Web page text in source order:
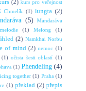
(2) kurs pro veřejnost
Chmelík (1) lungta (2)
(5)
Mandaráva
melodie (1) Melong
(1)
(2) Namkhai Norbu
of mind (2) nemoc (1)
(1) očista šesti oblastí (1)
(1) Phendeling (4)
together (1) Praha (1)
(1) překlad (2) přepis